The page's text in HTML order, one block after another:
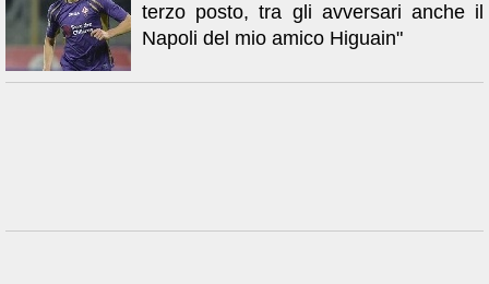
terzo posto, tra gli avversari anche il
Napoli del mio amico Higuain"